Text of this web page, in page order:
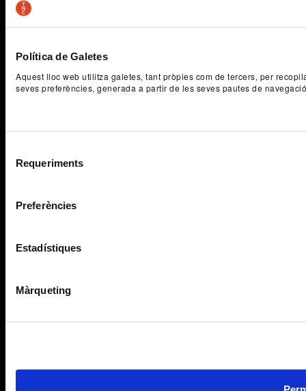
Política de Galetes
Aquest lloc web utilitza galetes, tant pròpies com de tercers, per
seves preferències, generada a partir de les seves pautes de
Requeriments
Preferències
Estadístiques
Màrqueting